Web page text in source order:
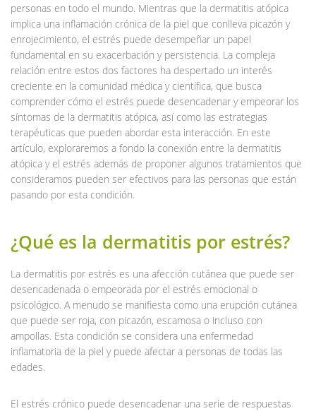
personas en todo el mundo. Mientras que la dermatitis atópica
implica una inflamación crónica de la piel que conlleva picazón y
enrojecimiento, el estrés puede desempeñar un papel
fundamental en su exacerbación y persistencia. La compleja
relación entre estos dos factores ha despertado un interés
creciente en la comunidad médica y científica, que busca
comprender cómo el estrés puede desencadenar y empeorar los
síntomas de la dermatitis atópica, así como las estrategias
terapéuticas que pueden abordar esta interacción. En este
artículo, exploraremos a fondo la conexión entre la dermatitis
atópica y el estrés además de proponer algunos tratamientos que
consideramos pueden ser efectivos para las personas que están
pasando por esta condición.
¿Qué es la dermatitis por estrés?
La dermatitis por estrés es una afección cutánea que puede ser
desencadenada o empeorada por el estrés emocional o
psicológico. A menudo se manifiesta como una erupción cutánea
que puede ser roja, con picazón, escamosa o incluso con
ampollas. Esta condición se considera una enfermedad
inflamatoria de la piel y puede afectar a personas de todas las
edades.
El estrés crónico puede desencadenar una serie de respuestas